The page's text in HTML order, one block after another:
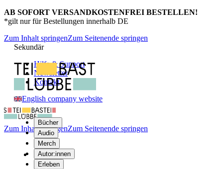
AB SOFORT VERSANDKOSTENFREI BESTELLEN!
*gilt nur für Bestellungen innerhalb DE
Zum Inhalt springenZum Seitenende springen
Sekundär
Hilfe & Support
Newsletter
Kontakt
English company website
Bücher
Audio
Merch
Autor:innen
Erleben
Zum Inhalt springenZum Seitenende springen